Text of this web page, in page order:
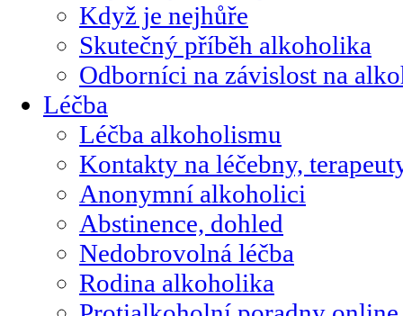
Když je nejhůře
Skutečný příběh alkoholika
Odborníci na závislost na
Léčba
Léčba alkoholismu
Kontakty na léčebny,
Anonymní alkoholici
Abstinence, dohled
Nedobrovolná léčba
Rodina alkoholika